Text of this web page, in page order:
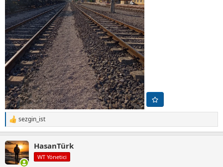
T
e
k
i
l
sezgin_ist
HasanTürk
WT Yönetici